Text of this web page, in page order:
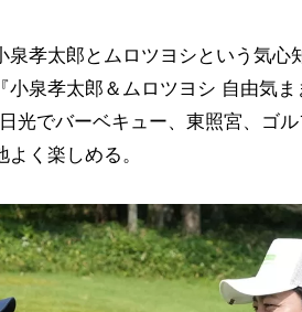
孝太郎とムロツヨシという気心
小泉孝太郎＆ムロツヨシ 自由気
光でバーベキュー、東照宮、ゴ
く楽しめる。